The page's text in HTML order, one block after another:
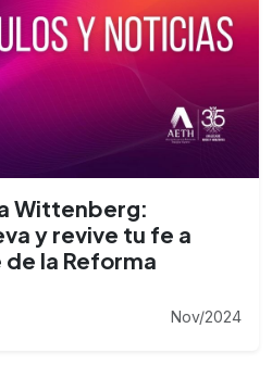
Wittenberg:
y revive tu fe a
la Reforma
Nov/2024